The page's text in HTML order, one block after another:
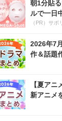
朝1分貼
ルで一日
（PR）サボ
2026年7
作＆話題
【夏ア
新アニメ